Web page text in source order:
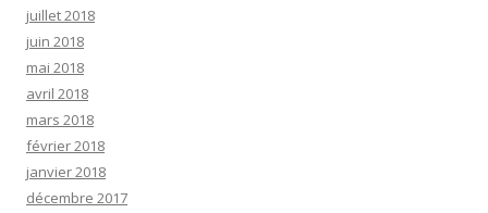
juillet 2018
juin 2018
mai 2018
avril 2018
mars 2018
février 2018
janvier 2018
décembre 2017